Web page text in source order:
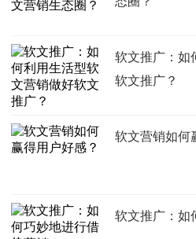
软文推广：如
软文推广？
软文营销如何
软文推广：如